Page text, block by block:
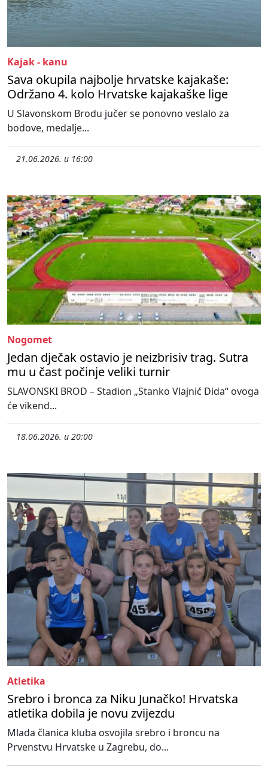
Kajak - kanu
Sava okupila najbolje hrvatske kajakaše:
Održano 4. kolo Hrvatske kajakaške lige
U Slavonskom Brodu jučer se ponovno veslalo za
bodove, medalje...
21.06.2026. u 16:00
Nogomet
Jedan dječak ostavio je neizbrisiv trag. Sutra
mu u čast počinje veliki turnir
SLAVONSKI BROD – Stadion „Stanko Vlajnić Dida“ ovoga
će vikend...
18.06.2026. u 20:00
Atletika
Srebro i bronca za Niku Junačko! Hrvatska
atletika dobila je novu zvijezdu
Mlada članica kluba osvojila srebro i broncu na
Prvenstvu Hrvatske u Zagrebu, do...